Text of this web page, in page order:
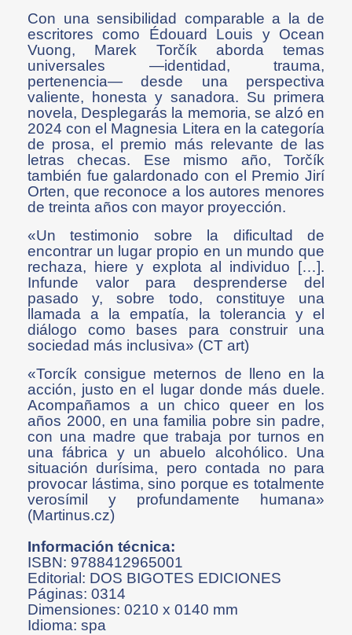
Con una sensibilidad comparable a la de
escritores como Édouard Louis y Ocean
Vuong, Marek Torčík aborda temas
universales —identidad, trauma,
pertenencia— desde una perspectiva
valiente, honesta y sanadora. Su primera
novela, Desplegarás la memoria, se alzó en
2024 con el Magnesia Litera en la categoría
de prosa, el premio más relevante de las
letras checas. Ese mismo año, Torčík
también fue galardonado con el Premio Jirí
Orten, que reconoce a los autores menores
de treinta años con mayor proyección.
«Un testimonio sobre la dificultad de
encontrar un lugar propio en un mundo que
rechaza, hiere y explota al individuo […].
Infunde valor para desprenderse del
pasado y, sobre todo, constituye una
llamada a la empatía, la tolerancia y el
diálogo como bases para construir una
sociedad más inclusiva» (CT art)
«Torcík consigue meternos de lleno en la
acción, justo en el lugar donde más duele.
Acompañamos a un chico queer en los
años 2000, en una familia pobre sin padre,
con una madre que trabaja por turnos en
una fábrica y un abuelo alcohólico. Una
situación durísima, pero contada no para
provocar lástima, sino porque es totalmente
verosímil y profundamente humana»
(Martinus.cz)
Información técnica:
ISBN: 9788412965001
Editorial: DOS BIGOTES EDICIONES
Páginas: 0314
Dimensiones: 0210 x 0140 mm
Idioma: spa